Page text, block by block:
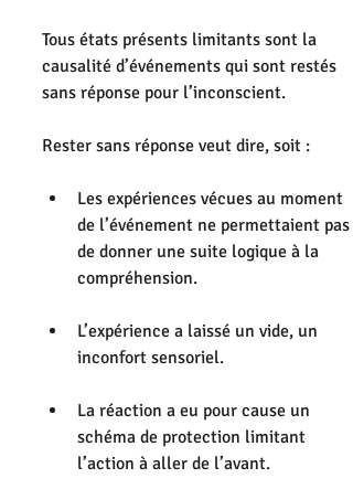
Tous états présents limitants sont la
causalité d’événements qui sont restés
sans réponse pour l’inconscient.
Rester sans réponse veut dire, soit :
Les expériences vécues au moment
de l’événement ne permettaient pas
de donner une suite logique à la
compréhension.
L’expérience a laissé un vide, un
inconfort sensoriel.
La réaction a eu pour cause un
schéma de protection limitant
l’action à aller de l’avant.